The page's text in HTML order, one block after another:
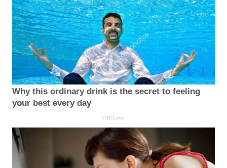
Why this ordinary drink is the secret to feeling
your best every day
CTA Love